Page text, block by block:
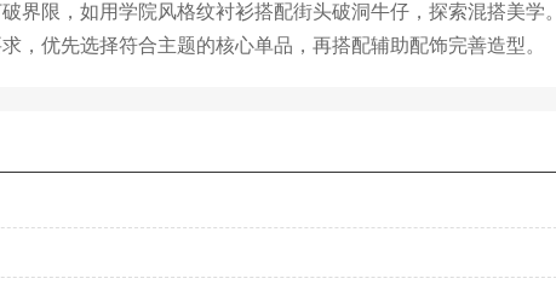
界限，如用学院风格纹衬衫搭配街头破洞牛仔，探索混搭美学。
，优先选择符合主题的核心单品，再搭配辅助配饰完善造型。